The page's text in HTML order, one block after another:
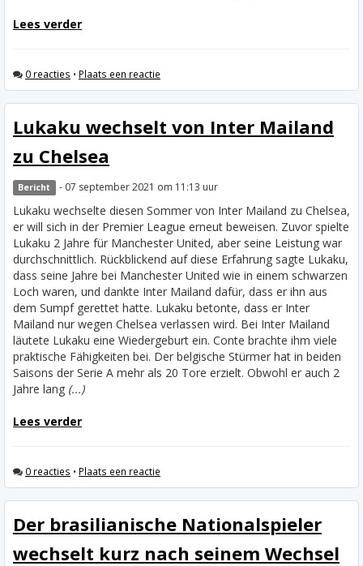
Lees verder
0 reacties • Plaats een reactie
Lukaku wechselt von Inter Mailand
zu Chelsea
Bericht - 07 september 2021 om 11:13 uur
Lukaku wechselte diesen Sommer von Inter Mailand zu Chelsea,
er will sich in der Premier League erneut beweisen. Zuvor spielte
Lukaku 2 Jahre für Manchester United, aber seine Leistung war
durchschnittlich. Rückblickend auf diese Erfahrung sagte Lukaku,
dass seine Jahre bei Manchester United wie in einem schwarzen
Loch waren, und dankte Inter Mailand dafür, dass er ihn aus
dem Sumpf gerettet hatte. Lukaku betonte, dass er Inter
Mailand nur wegen Chelsea verlassen wird. Bei Inter Mailand
läutete Lukaku eine Wiedergeburt ein. Conte brachte ihm viele
praktische Fähigkeiten bei. Der belgische Stürmer hat in beiden
Saisons der Serie A mehr als 20 Tore erzielt. Obwohl er auch 2
Jahre lang (...)
Lees verder
0 reacties • Plaats een reactie
Der brasilianische Nationalspieler
wechselt kurz nach seinem Wechsel